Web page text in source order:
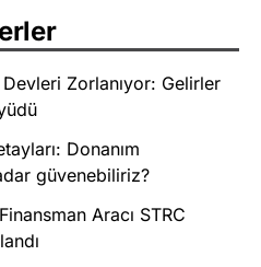
Zorlanıyor: Gelirler
Donanım
güvenebiliriz?
Aracı STRC